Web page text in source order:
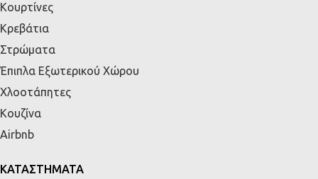
Κουρτίνες
Κρεβάτια
Στρώματα
Έπιπλα Εξωτερικού Χώρου
Χλοοτάπητες
Κουζίνα
Airbnb
ΚΑΤΑΣΤΗΜΑΤΑ